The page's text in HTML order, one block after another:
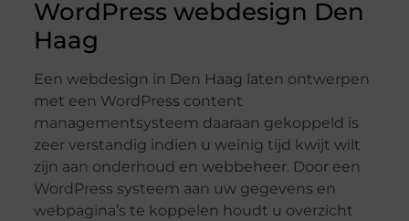
WordPress webdesign Den
Haag
Een webdesign in Den Haag laten ontwerpen
met een WordPress content
managementsysteem daaraan gekoppeld is
zeer verstandig indien u weinig tijd kwijt wilt
zijn aan onderhoud en webbeheer. Door een
WordPress systeem aan uw gegevens en
webpagina’s te koppelen houdt u overzicht